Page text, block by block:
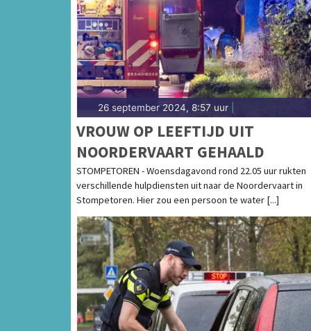
26 september 2024, 8:57 uur
VROUW OP LEEFTIJD UIT
NOORDERVAART GEHAALD
STOMPETOREN - Woensdagavond rond 22.05 uur rukten
verschillende hulpdiensten uit naar de Noordervaart in
Stompetoren. Hier zou een persoon te water [...]